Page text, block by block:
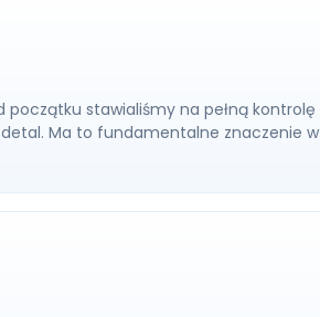
stawialiśmy na pełną kontrolę
Ma to fundamentalne znaczenie w